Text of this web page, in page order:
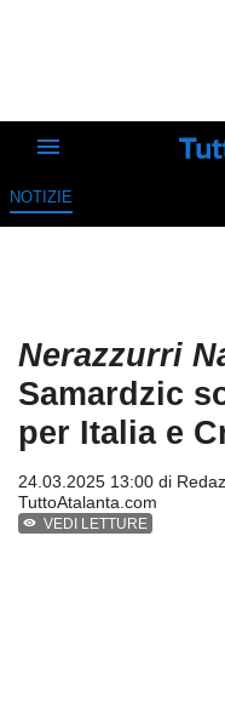
NOTIZIE
Nerazzurri
Samardzic
per Italia e
24.03.2025 13:00 di
TuttoAtalanta.com
VEDI LETTURE